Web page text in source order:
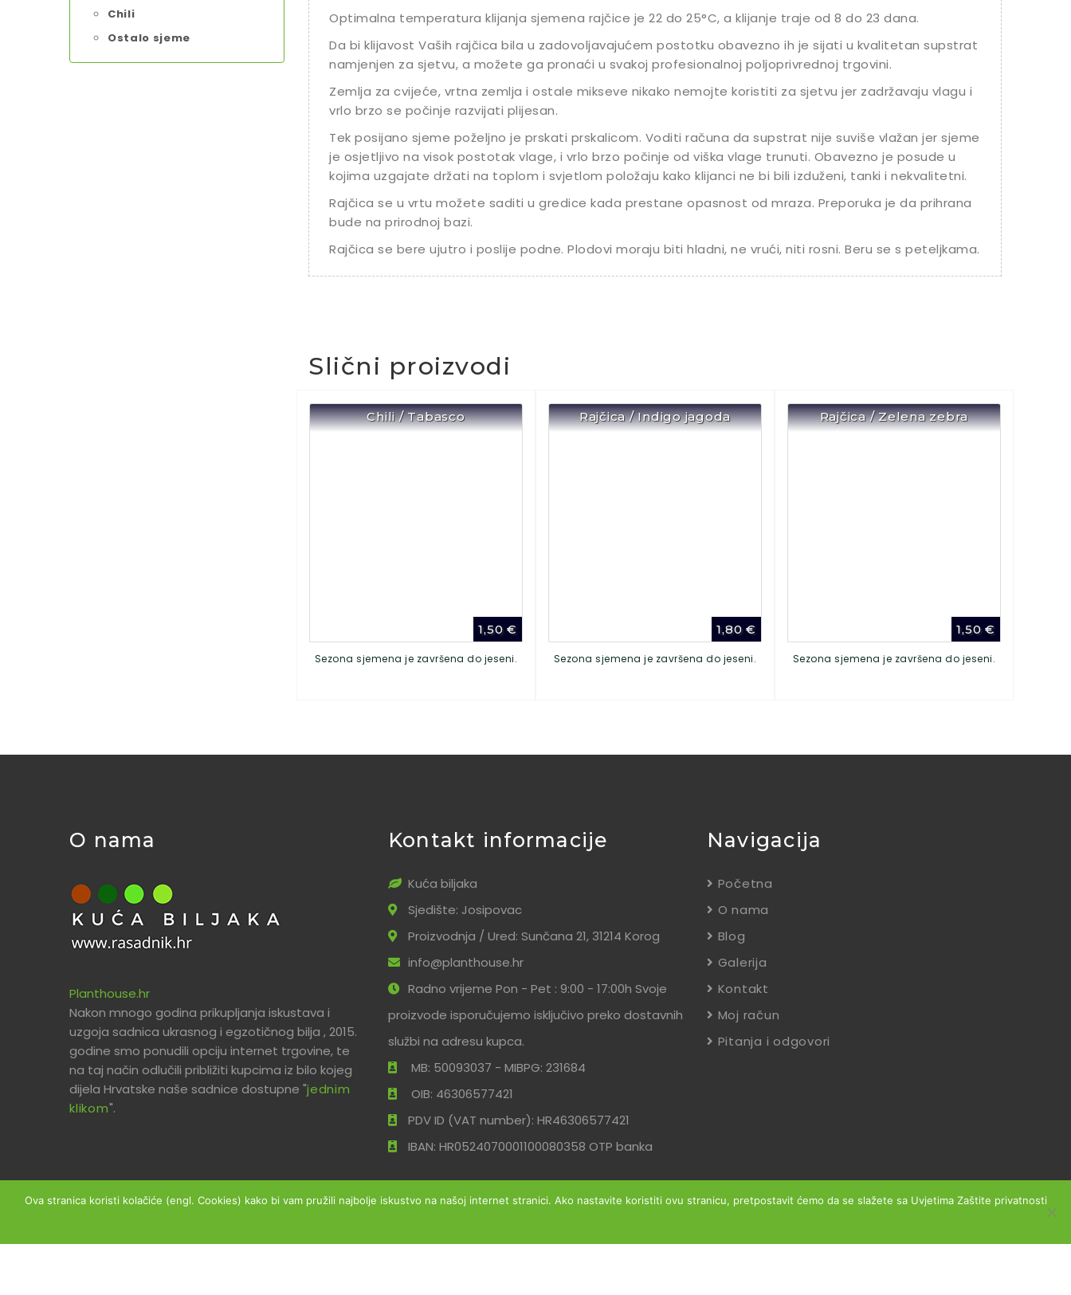
Chili
Ostalo sjeme
Optimalna temperatura klijanja sjemena rajčice je 22 do 25°C, a klijanje traje od 8 do 23 dana.
Da bi klijavost Vaših rajčica bila u zadovoljavajućem postotku obavezno ih je sijati u kvalitetan supstrat
namjenjen za sjetvu, a možete ga pronaći u svakoj profesionalnoj poljoprivrednoj trgovini.
Zemlja za cvijeće, vrtna zemlja i ostale mikseve nikako nemojte koristiti za sjetvu jer zadržavaju vlagu i
vrlo brzo se počinje razvijati plijesan.
Tek posijano sjeme poželjno je prskati prskalicom. Voditi računa da supstrat nije suviše vlažan jer sjeme
je osjetljivo na visok postotak vlage, i vrlo brzo počinje od viška vlage trunuti. Obavezno je posude u
kojima uzgajate držati na toplom i svjetlom položaju kako klijanci ne bi bili izduženi, tanki i nekvalitetni.
Rajčica se u vrtu možete saditi u gredice kada prestane opasnost od mraza. Preporuka je da prihrana
bude na prirodnoj bazi.
Rajčica se bere ujutro i poslije podne. Plodovi moraju biti hladni, ne vrući, niti rosni. Beru se s peteljkama.
Slični proizvodi
Chili / Tabasco
1,50€
Sezona sjemena je završena do jeseni.
Rajčica / Indigo jagoda
1,80€
Sezona sjemena je završena do jeseni.
Rajčica / Zelena zebra
1,50€
Sezona sjemena je završena do jeseni.
O nama
Planthouse.hr
Nakon mnogo godina prikupljanja iskustava i
uzgoja sadnica ukrasnog i egzotičnog bilja , 2015.
godine smo ponudili opciju internet trgovine, te
na taj način odlučili približiti kupcima iz bilo kojeg
dijela Hrvatske naše sadnice dostupne "jednim
klikom".
Kontakt informacije
Kuća biljaka
Sjedište: Josipovac
Proizvodnja / Ured: Sunčana 21, 31214 Korog
info@planthouse.hr
Radno vrijeme Pon - Pet : 9:00 - 17:00h Svoje
proizvode isporučujemo isključivo preko dostavnih
službi na adresu kupca.
MB: 50093037 - MIBPG: 231684
OIB: 46306577421
PDV ID (VAT number): HR46306577421
IBAN: HR0524070001100080358 OTP banka
Navigacija
Početna
O nama
Blog
Galerija
Kontakt
Moj račun
Pitanja i odgovori
Ova stranica koristi kolačiće (engl. Cookies) kako bi vam pružili najbolje iskustvo na našoj internet stranici. Ako nastavite koristiti ovu stranicu, pretpostavit ćemo da se slažete sa Uvjetima Zaštite privatnosti